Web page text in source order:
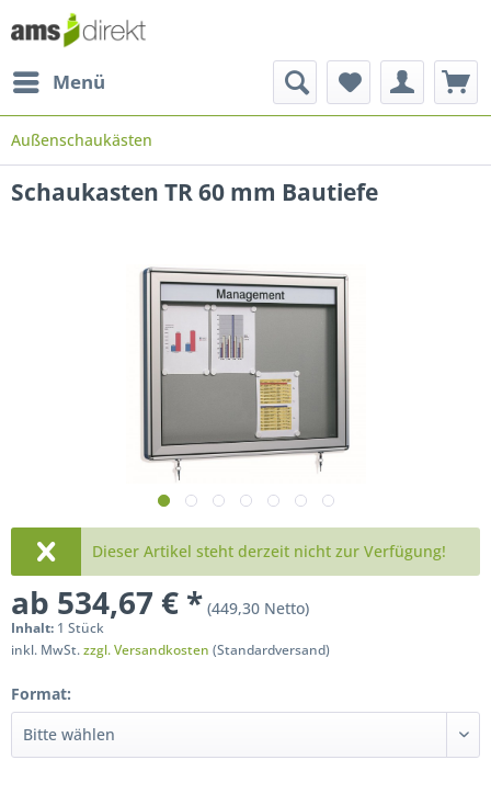
Menü
Außenschaukästen
Schaukasten TR 60 mm Bautiefe
Dieser Artikel steht derzeit nicht zur Verfügung!
ab 534,67 € * (449,30 Netto)
Inhalt: 1 Stück
inkl. MwSt.zzgl. Versandkosten (Standardversand)
Format: